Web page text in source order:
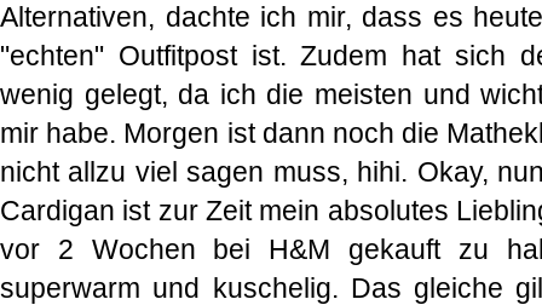
Alternativen, dachte ich mir, dass es
"echten" Outfitpost ist. Zudem hat sich
wenig gelegt, da ich die meisten und
mir habe. Morgen ist dann noch die
nicht allzu viel sagen muss, hihi. Okay,
Cardigan ist zur Zeit mein absolutes
vor 2 Wochen bei H&M gekauft zu
superwarm und kuschelig. Das gleiche